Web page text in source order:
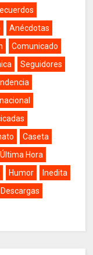
Anécdotas
Comunicado
Seguidores
Caseta
Última Hora
Humor
Inedita
Descargas